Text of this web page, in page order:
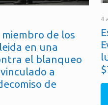
de los
en una
el blanqueo
a
de
4